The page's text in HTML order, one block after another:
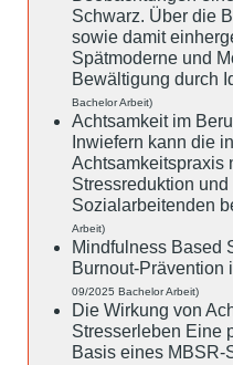
Schwarz. Über die
sowie damit
Spätmoderne und
Bewältigung durch
Bachelor Arbeit)
Achtsamkeit im
Inwiefern kann die
Achtsamkeitspraxis
Stressreduktion
Sozialarbeitenden
Arbeit)
Mindfulness Based
Burnout-Prävention
09/2025 Bachelor Arbeit)
Die Wirkung von
Stresserleben Eine
Basis eines MBSR-